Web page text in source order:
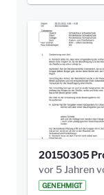
GENEHMIGT